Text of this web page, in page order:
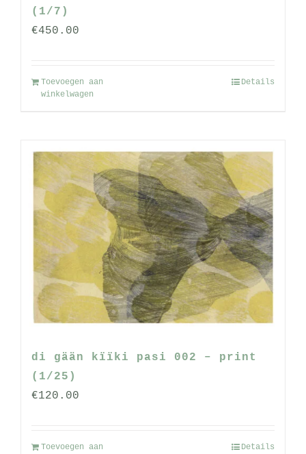
(1/7)
€450.00
Toevoegen aan
winkelwagen
Details
di gään kïïki pasi 002 – print
(1/25)
€120.00
Toevoegen aan
Details